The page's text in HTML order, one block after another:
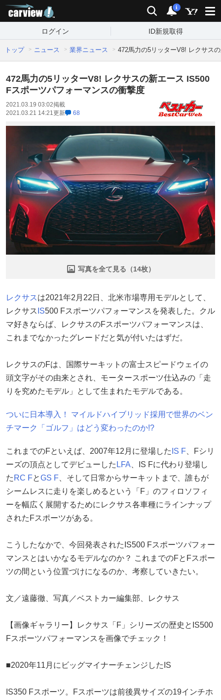
検索 通知
i
ログイン ID新規取得
トップ ニュース 業界ニュース 472馬力の5リッターV8! レクサス
472馬力の5リッターV8! レクサスの新エース IS500
Fスポーツパフォーマンスの衝撃度
2021.03.19 03:02掲載
2021.03.21 14:21更新 68
写真を全て見る（14枚）
レクサス は2021年2月22日、北米市場専用モデルとして、
レクサス IS500 Fスポーツパフォーマンスを発表した。クル
マ好きならば、レクサスのFスポーツパフォーマンスは、
これまでなかったグレードだと気が付いたはずだ。
レクサスのFは、国際サーキットの富士スピードウェイの
頭文字がその由来とされ、モータースポーツ仕込みの「走
りを究めたモデル」として生まれたモデルである。
ついに日本導入！ マイルドハイブリッド採用で世界のベン
チマーク「ゴルフ」はどう変わったのか!?
これまでのFといえば、2007年12月に登場した IS F 、Fシリ
ーズの頂点としてデビューした LFA 、IS Fに代わり登場し
た RC FとGS F 、そして日常からサーキットまで、誰もが
シームレスに走りを楽しめるという「F」のフィロソフィ
ーを幅広く展開するためにレクサス各車種にラインナップ
されたFスポーツがある。
こうしたなかで、今回発表されたIS500 Fスポーツパフォー
マンスとはいかなるモデルなのか？ これまでのFとFスポー
ツの間という位置づけになるのか、考察していきたい。
文／遠藤徹、写真／ベストカー編集部、レクサス
【画像ギャラリー】レクサス「F」シリーズの歴史とIS500
Fスポーツパフォーマンスを画像でチェック！
■2020年11月にビッグマイナーチェンジしたIS
IS350 Fスポーツ。Fスポーツは前後異サイズの19インチホ